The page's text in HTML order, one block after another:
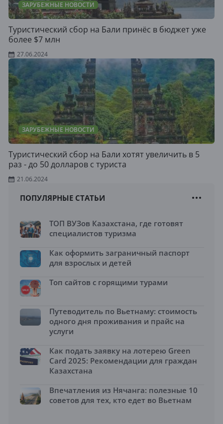
ЗАРУБЕЖНЫЕ НОВОСТИ
Туристический сбор на Бали принёс в бюджет уже
более $7 млн
27.06.2024
ЗАРУБЕЖНЫЕ НОВОСТИ
Туристический сбор на Бали хотят увеличить в 5
раз - до 50 долларов с туриста
21.06.2024
ПОПУЛЯРНЫЕ СТАТЬИ
ТОП ВУЗов Казахстана, где готовят
специалистов туризма
Как оформить заграничный паспорт
для взрослых и детей
Топ сайтов с горящими турами
Путеводитель по Вьетнаму: стоимость
одного дня проживания и прайс на
услуги
Как подать заявку на лотерею Green
Card 2025: Рекомендации для граждан
Казахстана
Впечатления из Нячанга: полезные 10
советов для тех, кто едет во Вьетнам